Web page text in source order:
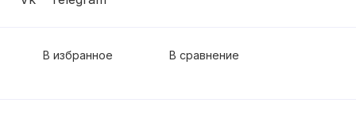
В избранное В сравнение